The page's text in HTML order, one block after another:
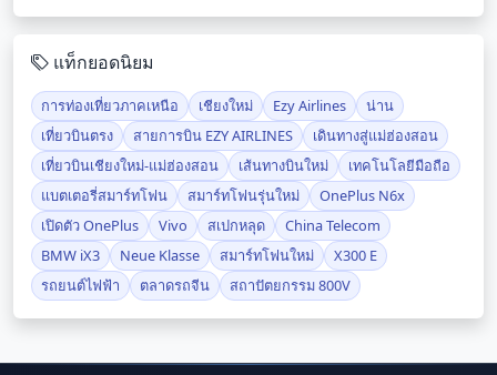
แท็กยอดนิยม
การท่องเที่ยวภาคเหนือ เชียงใหม่ Ezy Airlines
น่าน
เที่ยวบินตรง
สายการบิน EZY AIRLINES
เดินทางสู่แม่ฮ่องสอน
เที่ยวบินเชียงใหม่-แม่ฮ่องสอน
เส้นทางบินใหม่
เทคโนโลยีมือถือ
แบตเตอรี่สมาร์ทโฟน
สมาร์ทโฟนรุ่นใหม่
OnePlus N6x
เปิดตัว OnePlus
Vivo สเปกหลุด
China Telecom
BMW iX3
Neue Klasse สมาร์ทโฟนใหม่
X300 E
รถยนต์ไฟฟ้า
ตลาดรถจีน สถาปัตยกรรม 800V